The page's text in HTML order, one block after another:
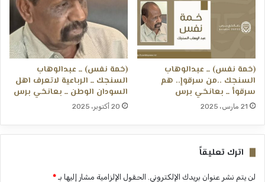
(خمة نفس) ــ عبدالوهاب
السنجك ..من سرقوإ.. هم
سرقوأ ــ بعانخي برس
21 مارس، 2025
(خمة نفس) ــ عبدالوهاب
السنجك ــ الرباعية لاتعرف اهل
السودان الوطن ــ بعانخي برس
20 أكتوبر، 2025
اترك تعليقاً
لن يتم نشر عنوان بريدك الإلكتروني. الحقول الإلزامية مشار إليها بـ *